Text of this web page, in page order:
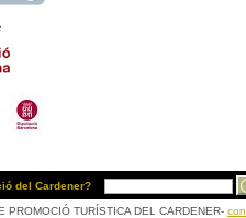
del Cardener?
PROMOCIÓ TURÍSTICA DEL CARDENER-